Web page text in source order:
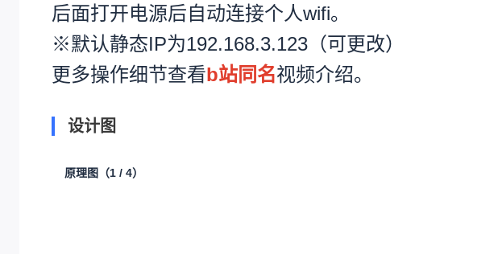
后面打开电源后自动连接个人wifi。
※默认静态IP为192.168.3.123（可更改）
更多操作细节查看b站同名视频介绍。
设计图
原理图 （1 / 4）